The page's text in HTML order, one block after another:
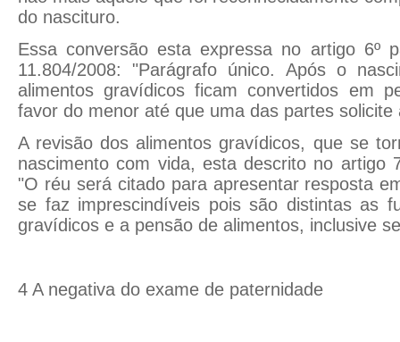
do nascituro.
Essa conversão esta expressa no artigo 6º
11.804/2008: "Parágrafo único. Após o
alimentos gravídicos ficam convertidos em
favor do menor até que uma das partes solicite
A revisão dos alimentos gravídicos, que se
nascimento com vida, esta descrito no artigo
"O réu será citado para apresentar resposta
se faz imprescindíveis pois são distintas as
gravídicos e a pensão de alimentos, inclusive
4 A negativa do exame de paternidade